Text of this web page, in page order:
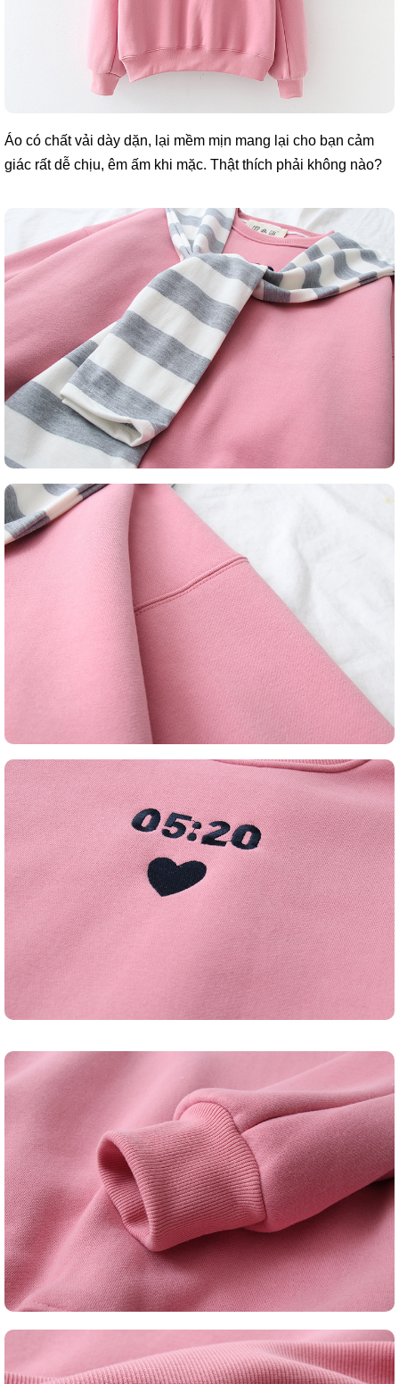
Áo có chất vải dày dặn, lại mềm mịn mang lại cho bạn cảm
giác rất dễ chịu, êm ấm khi mặc. Thật thích phải không nào?